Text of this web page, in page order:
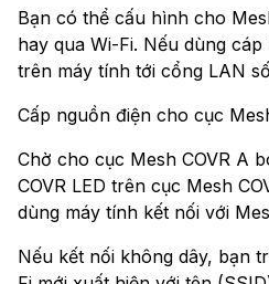
Bạn có thể cấu hình cho
hay qua Wi-Fi. Nếu dùng
trên máy tính tới cổng LAN
Cấp nguồn điện cho cục
Chờ cho cục Mesh COVR A
COVR LED trên cục Mesh
dùng máy tính kết nối với
Nếu kết nối không dây, bạn